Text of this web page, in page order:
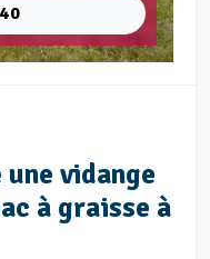
vidange
à graisse à